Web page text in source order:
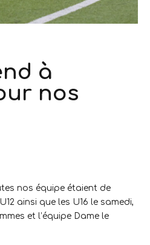
à
nos
nos équipe étaient de
ainsi que les U16 le samedi,
et l’équipe Dame le